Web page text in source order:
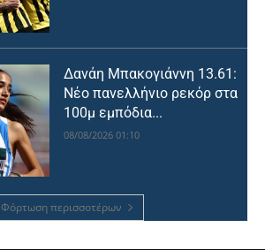
Δανάη Μπακογιάννη 13.61:
Νέο πανελλήνιο ρεκόρ στα
100μ εμπόδια...
08/08/2026 01:10
Φόρτωση περισσοτέρων